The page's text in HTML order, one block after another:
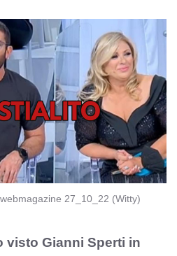
27_10_22 (Witty)
visto Gianni Sperti in